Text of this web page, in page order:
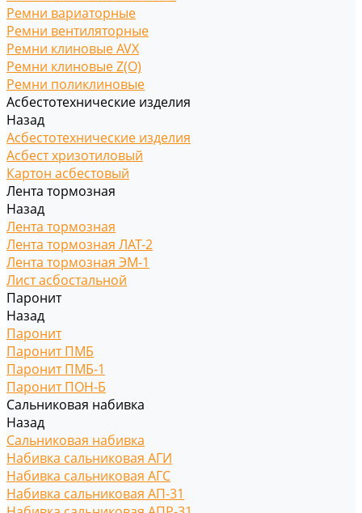
Ремни вариаторные
Ремни вентиляторные
Ремни клиновые AVX
Ремни клиновые Z(O)
Ремни поликлиновые
Асбестотехнические изделия
Назад
Асбестотехнические изделия
Асбест хризотиловый
Картон асбестовый
Лента тормозная
Назад
Лента тормозная
Лента тормозная ЛАТ-2
Лента тормозная ЭМ-1
Лист асбостальной
Паронит
Назад
Паронит
Паронит ПМБ
Паронит ПМБ-1
Паронит ПОН-Б
Сальниковая набивка
Назад
Сальниковая набивка
Набивка сальниковая АГИ
Набивка сальниковая АГС
Набивка сальниковая АП-31